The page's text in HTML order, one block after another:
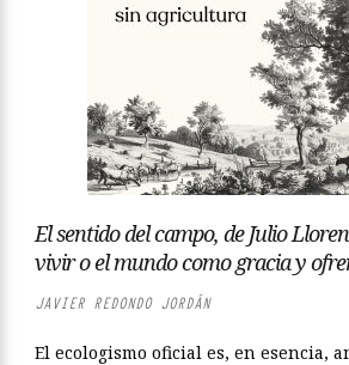
El sentido del campo, de Julio
vivir o el mundo como gracia y
JAVIER REDONDO JORDÁN
El ecologismo oficial es, en esencia,